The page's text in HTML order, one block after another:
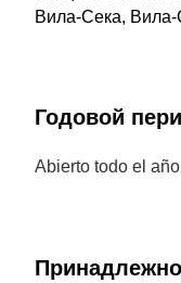
Вила-Сека, Вила-
Годовой
Abierto todo el